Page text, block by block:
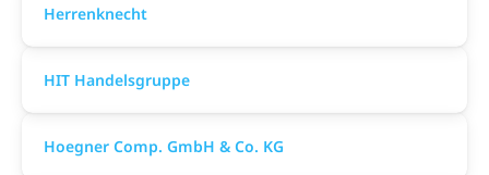
Herrenknecht
HIT Handelsgruppe
Hoegner Comp. GmbH & Co. KG